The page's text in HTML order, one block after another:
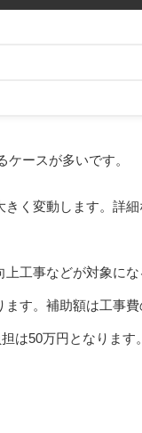
ースが多いです。
く変動します。詳
工事などが対象に
す。補助額は工事
は50万円となりま